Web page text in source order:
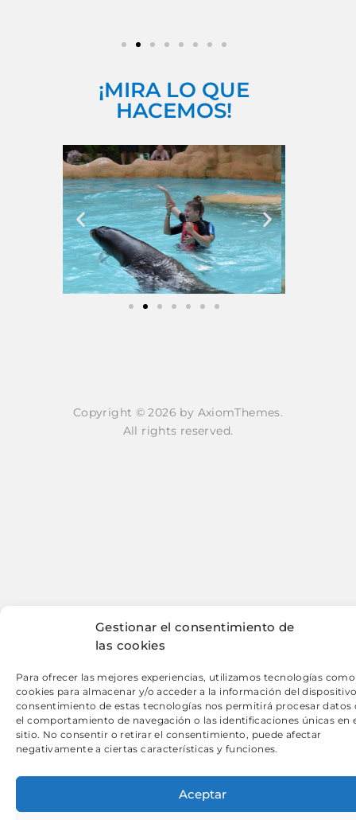
Gestionar el consentimiento de
las cookies
Para ofrecer las mejores experiencias, utilizamos tecnologías
cookies para almacenar y/o acceder a la información del
consentimiento de estas tecnologías nos permitirá procesar datos
el comportamiento de navegación o las identificaciones únicas en
sitio. No consentir o retirar el consentimiento, puede afectar
negativamente a ciertas características y funciones.
Aceptar
¡MIRA LO QUE
HACEMOS!
Copyright © 2026 by AxiomThemes.
All rights reserved.